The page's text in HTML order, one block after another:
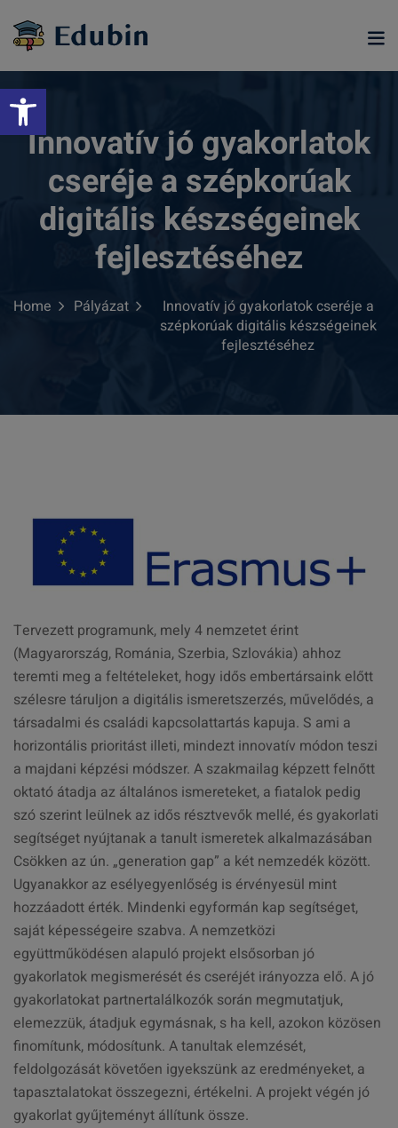
Eszköztár megnyitása
content
Innovatív jó gyakorlatok
cseréje a szépkorúak
digitális készségeinek
fejlesztéséhez
Home Pályázat
Innovatív jó gyakorlatok cseréje a
szépkorúak digitális készségeinek
fejlesztéséhez
Tervezett programunk, mely 4 nemzetet érint
(Magyarország, Románia, Szerbia, Szlovákia) ahhoz
teremti meg a feltételeket, hogy idős embertársaink előtt
szélesre táruljon a digitális ismeretszerzés, művelődés, a
társadalmi és családi kapcsolattartás kapuja. S ami a
horizontális prioritást illeti, mindezt innovatív módon teszi
a majdani képzési módszer. A szakmailag képzett felnőtt
oktató átadja az általános ismereteket, a fiatalok pedig
szó szerint leülnek az idős résztvevők mellé, és gyakorlati
segítséget nyújtanak a tanult ismeretek alkalmazásában
Csökken az ún. „generation gap” a két nemzedék között.
Ugyanakkor az esélyegyenlőség is érvényesül mint
hozzáadott érték. Mindenki egyformán kap segítséget,
saját képességeire szabva. A nemzetközi
együttműködésen alapuló projekt elsősorban jó
gyakorlatok megismerését és cseréjét irányozza elő. A jó
gyakorlatokat partnertalálkozók során megmutatjuk,
elemezzük, átadjuk egymásnak, s ha kell, azokon közösen
finomítunk, módosítunk. A tanultak elemzését,
feldolgozását követően igyekszünk az eredményeket, a
tapasztalatokat összegezni, értékelni. A projekt végén jó
gyakorlat gyűjteményt állítunk össze.